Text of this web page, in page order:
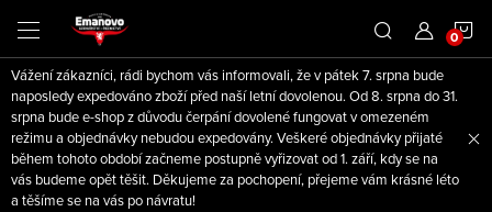
obsah
Vážení zákazníci, rádi bychom vás informovali, že v pátek 7. srpna bude
naposledy expedováno zboží před naší letní dovolenou. Od 8. srpna do 31.
srpna bude e-shop z důvodu čerpání dovolené fungovat v omezeném
režimu a objednávky nebudou expedovány. Veškeré objednávky přijaté
během tohoto období začneme postupně vyřizovat od 1. září, kdy se na
vás budeme opět těšit. Děkujeme za pochopení, přejeme vám krásné léto
a těšíme se na vás po návratu!